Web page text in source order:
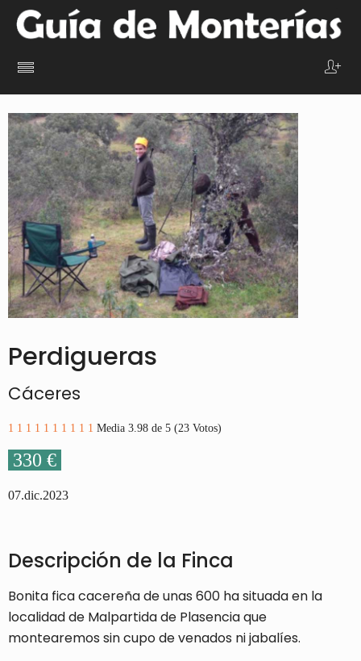
Perdigueras
Cáceres
1 1 1 1 1 1 1 1 1 1 Media 3.98 de 5 (23 Votos)
330 €
07.dic.2023
Descripción de la Finca
Bonita fica cacereña de unas 600 ha situada en la
localidad de Malpartida de Plasencia que
montearemos sin cupo de venados ni jabalíes.